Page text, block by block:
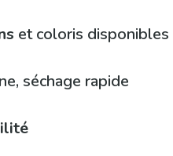
et coloris disponibles
séchage rapide